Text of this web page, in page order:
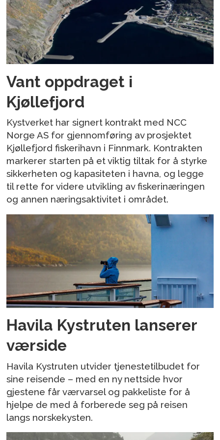
Vant oppdraget i
Kjøllefjord
Kystverket har signert kontrakt med NCC
Norge AS for gjennomføring av prosjektet
Kjøllefjord fiskerihavn i Finnmark. Kontrakten
markerer starten på et viktig tiltak for å styrke
sikkerheten og kapasiteten i havna, og legge
til rette for videre utvikling av fiskerinæringen
og annen næringsaktivitet i området.
Havila Kystruten lanserer
værside
Havila Kystruten utvider tjenestetilbudet for
sine reisende – med en ny nettside hvor
gjestene får værvarsel og pakkeliste for å
hjelpe de med å forberede seg på reisen
langs norskekysten.